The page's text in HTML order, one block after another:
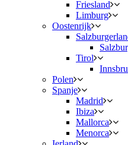
Friesland
Limburg
Oostenrijk
Tirol
Polen
Spanje
Madrid
Ibiza
Mallorca
Menorca